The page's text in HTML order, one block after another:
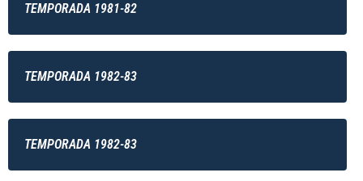
TEMPORADA 1981-82
TEMPORADA 1982-83
TEMPORADA 1982-83